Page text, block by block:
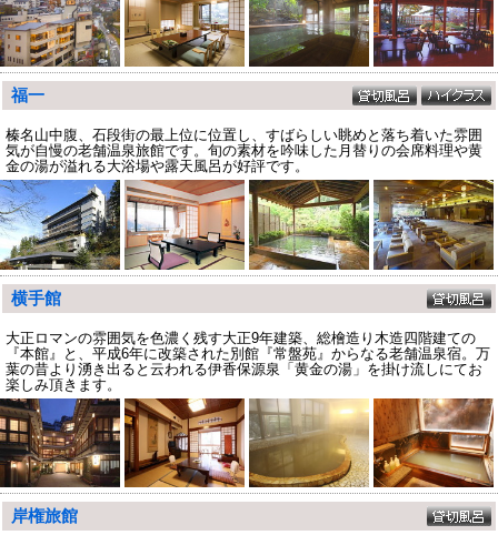
福一
榛名山中腹、石段街の最上位に位置し、すばらしい眺めと落ち着いた雰囲
気が自慢の老舗温泉旅館です。旬の素材を吟味した月替りの会席料理や黄
金の湯が溢れる大浴場や露天風呂が好評です。
横手館
大正ロマンの雰囲気を色濃く残す大正9年建築、総檜造り木造四階建ての
『本館』と、平成6年に改築された別館『常盤苑』からなる老舗温泉宿。万
葉の昔より湧き出ると云われる伊香保源泉「黄金の湯」を掛け流しにてお
楽しみ頂きます。
岸権旅館